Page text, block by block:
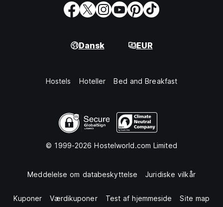
Dansk EUR
Hostels Hoteller Bed and Breakfast
© 1999-2026 Hostelworld.com Limited
Meddelelse om databeskyttelse Juridiske vilkår
Kuponer Værdikuponer Test af hjemmeside Site map